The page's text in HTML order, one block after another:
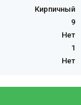
Кирпичный
9
Нет
1
Нет